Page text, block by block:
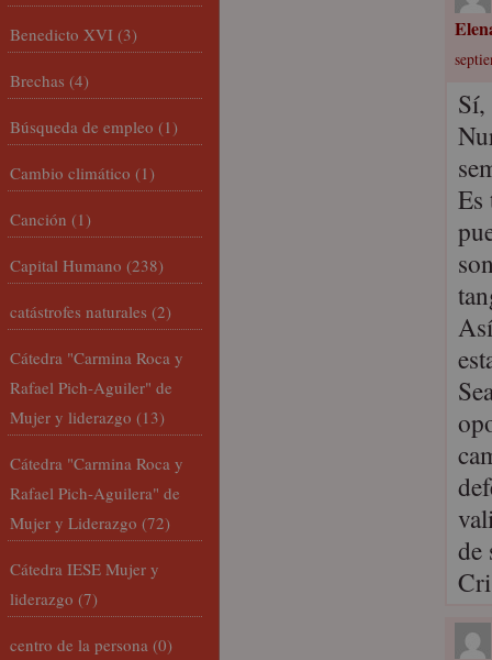
Es
de
Benedicto XVI (3)
Brechas (4)
Búsqueda de empleo (1)
Cambio climático (1)
Canción (1)
Capital Humano (238)
catástrofes naturales (2)
Cátedra "Carmina Roca y
Rafael Pich-Aguiler" de
Mujer y liderazgo (13)
Cátedra "Carmina Roca y
Rafael Pich-Aguilera" de
Mujer y Liderazgo (72)
Cátedra IESE Mujer y
liderazgo (7)
centro de la persona (0)